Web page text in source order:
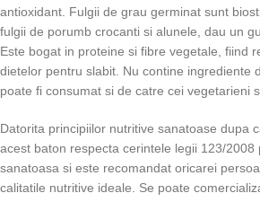
antioxidant. Fulgii de grau germinat sunt
fulgii de porumb crocanti si alunele, dau un
Este bogat in proteine si fibre vegetale, fiind
dietelor pentru slabit. Nu contine ingrediente
poate fi consumat si de catre cei vegetarieni
Datorita principiilor nutritive sanatoase dupa
acest baton respecta cerintele legii 123/2008
sanatoasa si este recomandat oricarei
calitatile nutritive ideale. Se poate